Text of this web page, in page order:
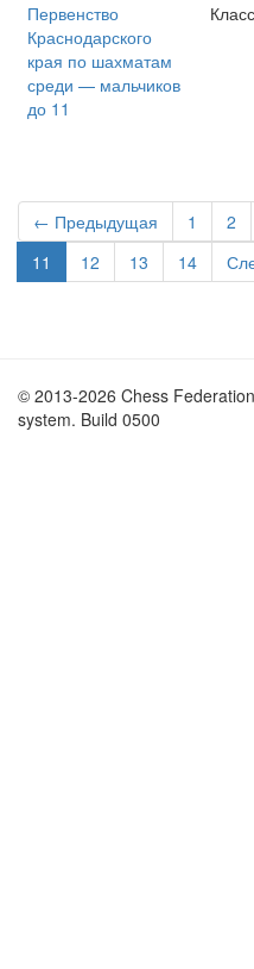
Первенство
Краснодарского
края по шахматам
среди — мальчиков
до 11
← Предыдущая 1 2
11
12 13 14
© 2013-2026 Chess
system. Build 0500